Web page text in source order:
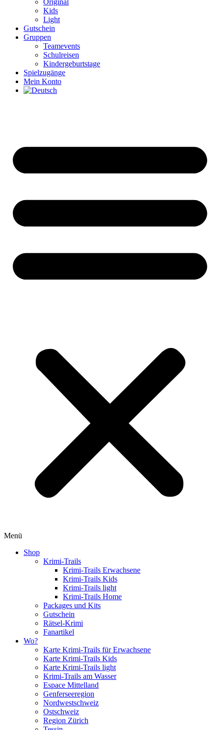
Original
Kids
Light
Gutschein
Gruppen
Teamevents
Schulreisen
Kindergeburtstage
Spielzugänge
Mein Konto
Menü
Shop
Krimi-Trails
Krimi-Trails Erwachsene
Krimi-Trails Kids
Krimi-Trails light
Krimi-Trails Home
Packages und Kits
Gutschein
Rätsel-Krimi
Fanartikel
Wo?
Karte Krimi-Trails für Erwachsene
Karte Krimi-Trails Kids
Karte Krimi-Trails light
Krimi-Trails am Wasser
Espace Mittelland
Genferseeregion
Nordwestschweiz
Ostschweiz
Region Zürich